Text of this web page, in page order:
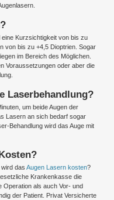
Kurzsichtigkeit von bis zu
von bis zu +4,5 Dioptrien. Sogar
im Bereich des Möglichen.
Voraussetzungen oder aber die
Laserbehandlung?
um beide Augen der
Lasern an sich bedarf sogar
Behandlung wird das Auge mit
das Augen Lasern kosten?
Krankenkasse die
Operation als auch Vor- und
der Patient. Privat Versicherte